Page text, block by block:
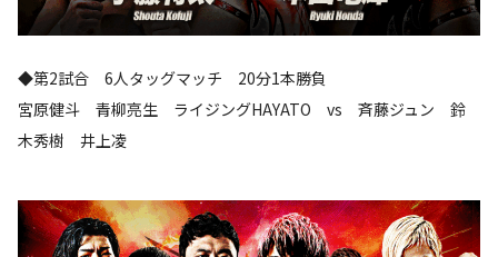
◆第2試合 6人タッグマッチ 20分1本勝負
宮原健斗 青柳亮生 ライジングHAYATO vs 斉藤ジュン 鈴
木秀樹 井上凌